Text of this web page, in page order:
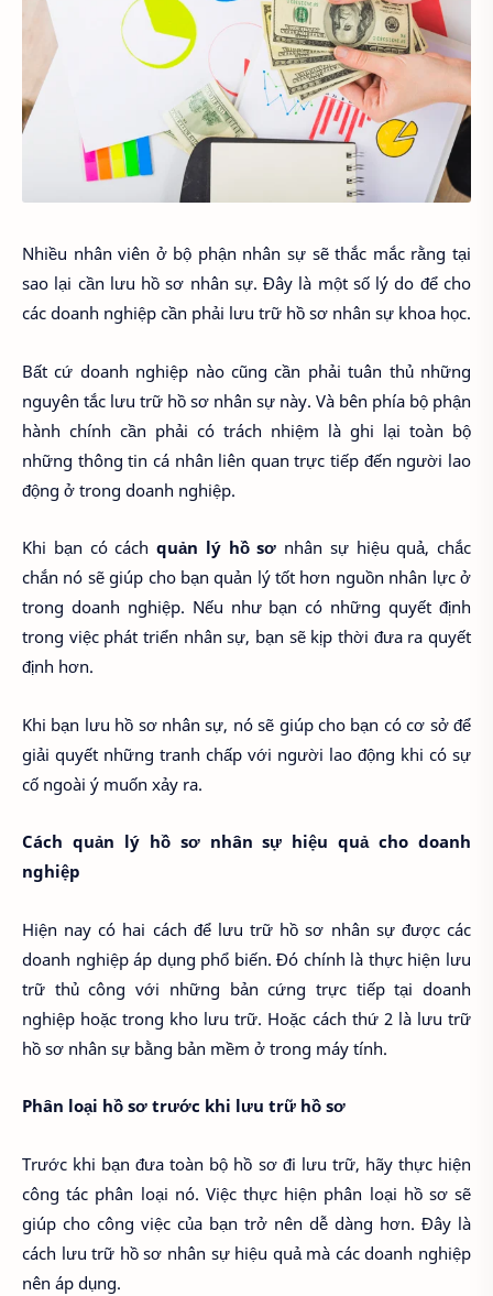
Nhiều nhân viên ở bộ phận nhân sự sẽ thắc mắc rằng tại
sao lại cần lưu hồ sơ nhân sự. Đây là một số lý do để cho
các doanh nghiệp cần phải lưu trữ hồ sơ nhân sự khoa học.
Bất cứ doanh nghiệp nào cũng cần phải tuân thủ những
nguyên tắc lưu trữ hồ sơ nhân sự này. Và bên phía bộ phận
hành chính cần phải có trách nhiệm là ghi lại toàn bộ
những thông tin cá nhân liên quan trực tiếp đến người lao
động ở trong doanh nghiệp.
Khi bạn có cách quản lý hồ sơ nhân sự hiệu quả, chắc
chắn nó sẽ giúp cho bạn quản lý tốt hơn nguồn nhân lực ở
trong doanh nghiệp. Nếu như bạn có những quyết định
trong việc phát triển nhân sự, bạn sẽ kịp thời đưa ra quyết
định hơn.
Khi bạn lưu hồ sơ nhân sự, nó sẽ giúp cho bạn có cơ sở để
giải quyết những tranh chấp với người lao động khi có sự
cố ngoài ý muốn xảy ra.
Cách quản lý hồ sơ nhân sự hiệu quả cho doanh
nghiệp
Hiện nay có hai cách để lưu trữ hồ sơ nhân sự được các
doanh nghiệp áp dụng phổ biến. Đó chính là thực hiện lưu
trữ thủ công với những bản cứng trực tiếp tại doanh
nghiệp hoặc trong kho lưu trữ. Hoặc cách thứ 2 là lưu trữ
hồ sơ nhân sự bằng bản mềm ở trong máy tính.
Phân loại hồ sơ trước khi lưu trữ hồ sơ
Trước khi bạn đưa toàn bộ hồ sơ đi lưu trữ, hãy thực hiện
công tác phân loại nó. Việc thực hiện phân loại hồ sơ sẽ
giúp cho công việc của bạn trở nên dễ dàng hơn. Đây là
cách lưu trữ hồ sơ nhân sự hiệu quả mà các doanh nghiệp
nên áp dụng.